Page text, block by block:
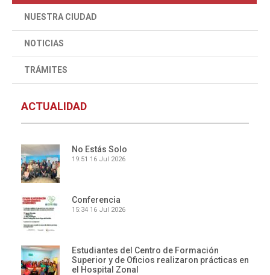
NUESTRA CIUDAD
NOTICIAS
TRÁMITES
ACTUALIDAD
No Estás Solo
19:51 16 Jul 2026
Conferencia
15:34 16 Jul 2026
Estudiantes del Centro de Formación
Superior y de Oficios realizaron prácticas en
el Hospital Zonal